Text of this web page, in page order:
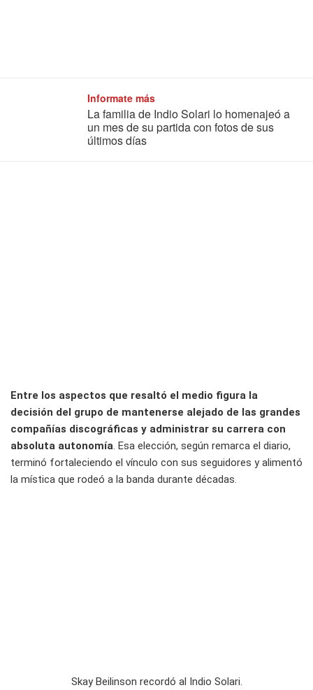
Informate más
La familia de Indio Solari lo homenajeó a
un mes de su partida con fotos de sus
últimos días
Entre los aspectos que resaltó el medio figura la
decisión del grupo de mantenerse alejado de las grandes
compañías discográficas y administrar su carrera con
absoluta autonomía. Esa elección, según remarca el diario,
terminó fortaleciendo el vínculo con sus seguidores y alimentó
la mística que rodeó a la banda durante décadas.
Skay Beilinson recordó al Indio Solari.